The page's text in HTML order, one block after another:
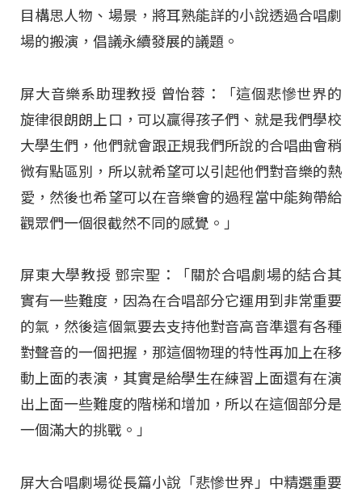
目構思人物、場景，將耳熟能詳的小說透過合唱劇
場的搬演，倡議永續發展的議題。
屏大音樂系助理教授 曾怡蓉：「這個悲慘世界的
旋律很朗朗上口，可以贏得孩子們、就是我們學校
大學生們，他們就會跟正規我們所說的合唱曲會稍
微有點區別，所以就希望可以引起他們對音樂的熱
愛，然後也希望可以在音樂會的過程當中能夠帶給
觀眾們一個很截然不同的感覺。」
屏東大學教授 鄧宗聖：「關於合唱劇場的結合其
實有一些難度，因為在合唱部分它運用到非常重要
的氣，然後這個氣要去支持他對音高音準還有各種
對聲音的一個把握，那這個物理的特性再加上在移
動上面的表演，其實是給學生在練習上面還有在演
出上面一些難度的階梯和增加，所以在這個部分是
一個滿大的挑戰。」
屏大合唱劇場從長篇小說「悲慘世界」中精選重要